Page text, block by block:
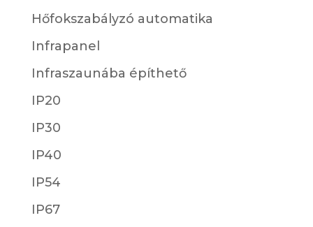
Hőfokszabályzó automatika
Infrapanel
Infraszaunába építhető
IP20
IP30
IP40
IP54
IP67